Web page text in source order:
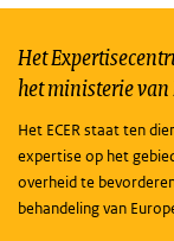
Het
het ministerie
Het ECER staat ten
expertise op het
overheid te
behandeling van